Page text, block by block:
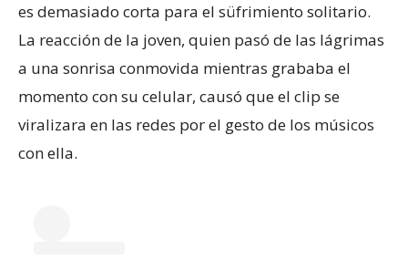
es demasiado corta para el süfrimiento solitario.
La reacción de la joven, quien pasó de las lágrimas
a una sonrisa conmovida mientras grababa el
momento con su celular, causó que el clip se
viralizara en las redes por el gesto de los músicos
con ella.